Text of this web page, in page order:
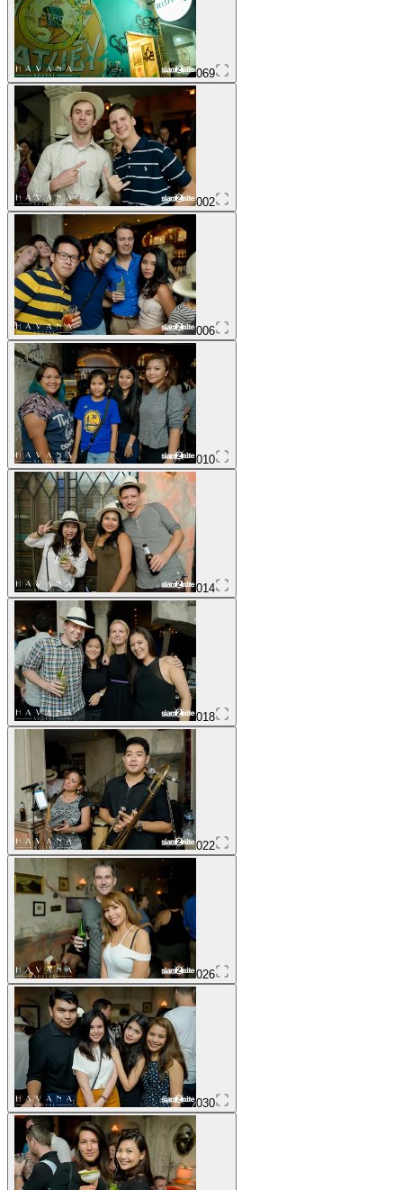
069
002
006
010
014
018
022
026
030